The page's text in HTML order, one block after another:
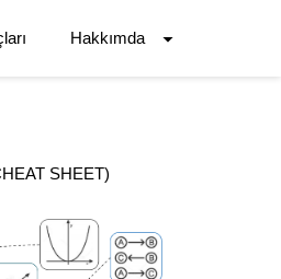
Hakkımda
SHEET)